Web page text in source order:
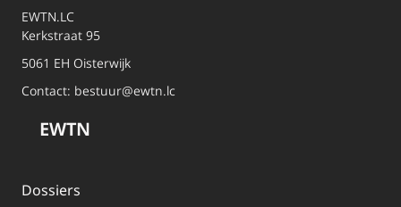
EWTN.LC
Kerkstraat 95
5061 EH Oisterwijk
Contact: bestuur@ewtn.lc
EWTN
Dossiers